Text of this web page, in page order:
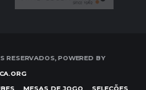
POWERED BY
MESAS DE JOGO SELEÇÕES